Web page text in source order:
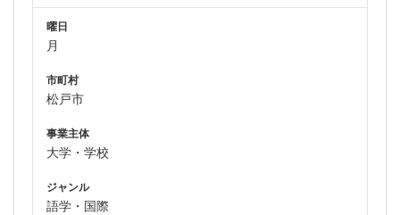
曜日
月
市町村
松戸市
事業主体
大学・学校
ジャンル
語学・国際